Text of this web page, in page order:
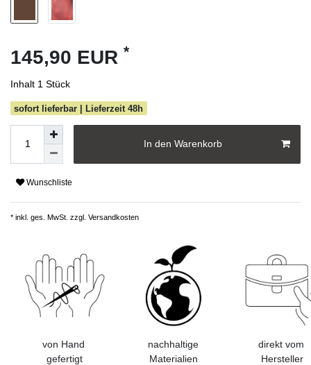
145,90 EUR *
Inhalt 1 Stück
sofort lieferbar | Lieferzeit 48h
In den Warenkorb
Wunschliste
* inkl. ges. MwSt. zzgl. Versandkosten
von Hand
gefertigt
nachhaltige
Materialien
direkt vom
Hersteller